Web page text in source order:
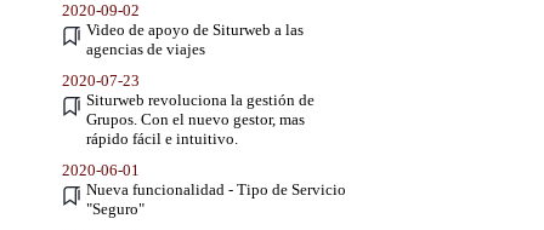
2020-09-02
Video de apoyo de Siturweb a las
agencias de viajes
2020-07-23
Siturweb revoluciona la gestión de
Grupos. Con el nuevo gestor, mas
rápido fácil e intuitivo.
2020-06-01
Nueva funcionalidad - Tipo de Servicio
"Seguro"